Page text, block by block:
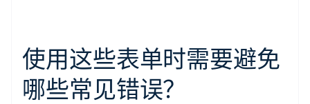
使用这些表单时需要避免
哪些常见错误？